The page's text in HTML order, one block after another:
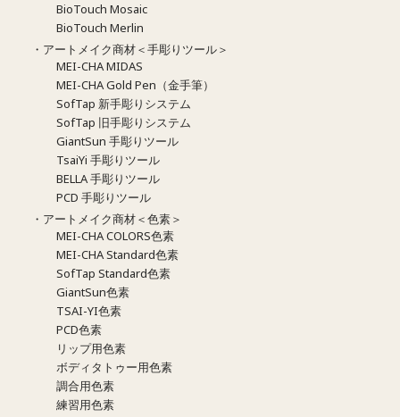
BioTouch Mosaic
BioTouch Merlin
・アートメイク商材＜手彫りツール＞
MEI-CHA MIDAS
MEI-CHA Gold Pen（金手筆）
SofTap 新手彫りシステム
SofTap 旧手彫りシステム
GiantSun 手彫りツール
TsaiYi 手彫りツール
BELLA 手彫りツール
PCD 手彫りツール
・アートメイク商材＜色素＞
MEI-CHA COLORS色素
MEI-CHA Standard色素
SofTap Standard色素
GiantSun色素
TSAI-YI色素
PCD色素
リップ用色素
ボディタトゥー用色素
調合用色素
練習用色素